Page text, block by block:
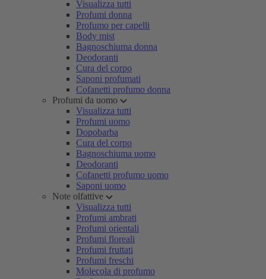
Visualizza tutti
Profumi donna
Profumo per capelli
Body mist
Bagnoschiuma donna
Deodoranti
Cura del corpo
Saponi profumati
Cofanetti profumo donna
Profumi da uomo
Visualizza tutti
Profumi uomo
Dopobarba
Cura del corpo
Bagnoschiuma uomo
Deodoranti
Cofanetti profumo uomo
Saponi uomo
Note olfattive
Visualizza tutti
Profumi ambrati
Profumi orientali
Profumi floreali
Profumi fruttati
Profumi freschi
Molecola di profumo